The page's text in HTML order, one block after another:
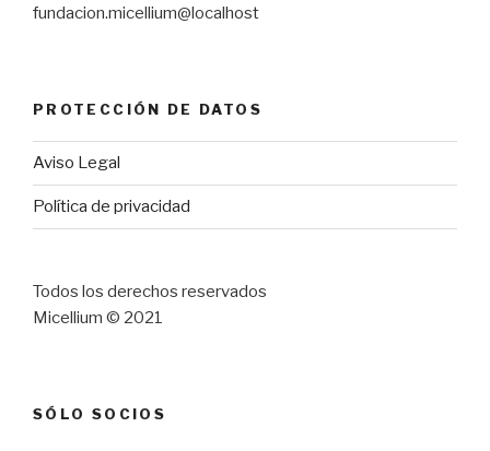
fundacion.micellium@localhost
PROTECCIÓN DE DATOS
Aviso Legal
Política de privacidad
Todos los derechos reservados
Micellium © 2021
SÓLO SOCIOS